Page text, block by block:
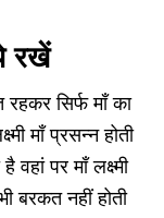
रखें
रहकर सिर्फ माँ का
माँ प्रसन्न होती
पर माँ लक्ष्मी
बरकत नहीं होती